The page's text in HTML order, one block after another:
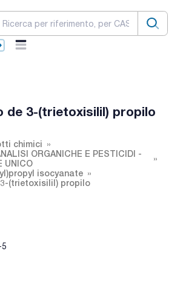
de 3-(trietoxisilil) propilo
chimici
ORGANICHE E PESTICIDI -
UNICO
isocyanate
(trietoxisilil) propilo